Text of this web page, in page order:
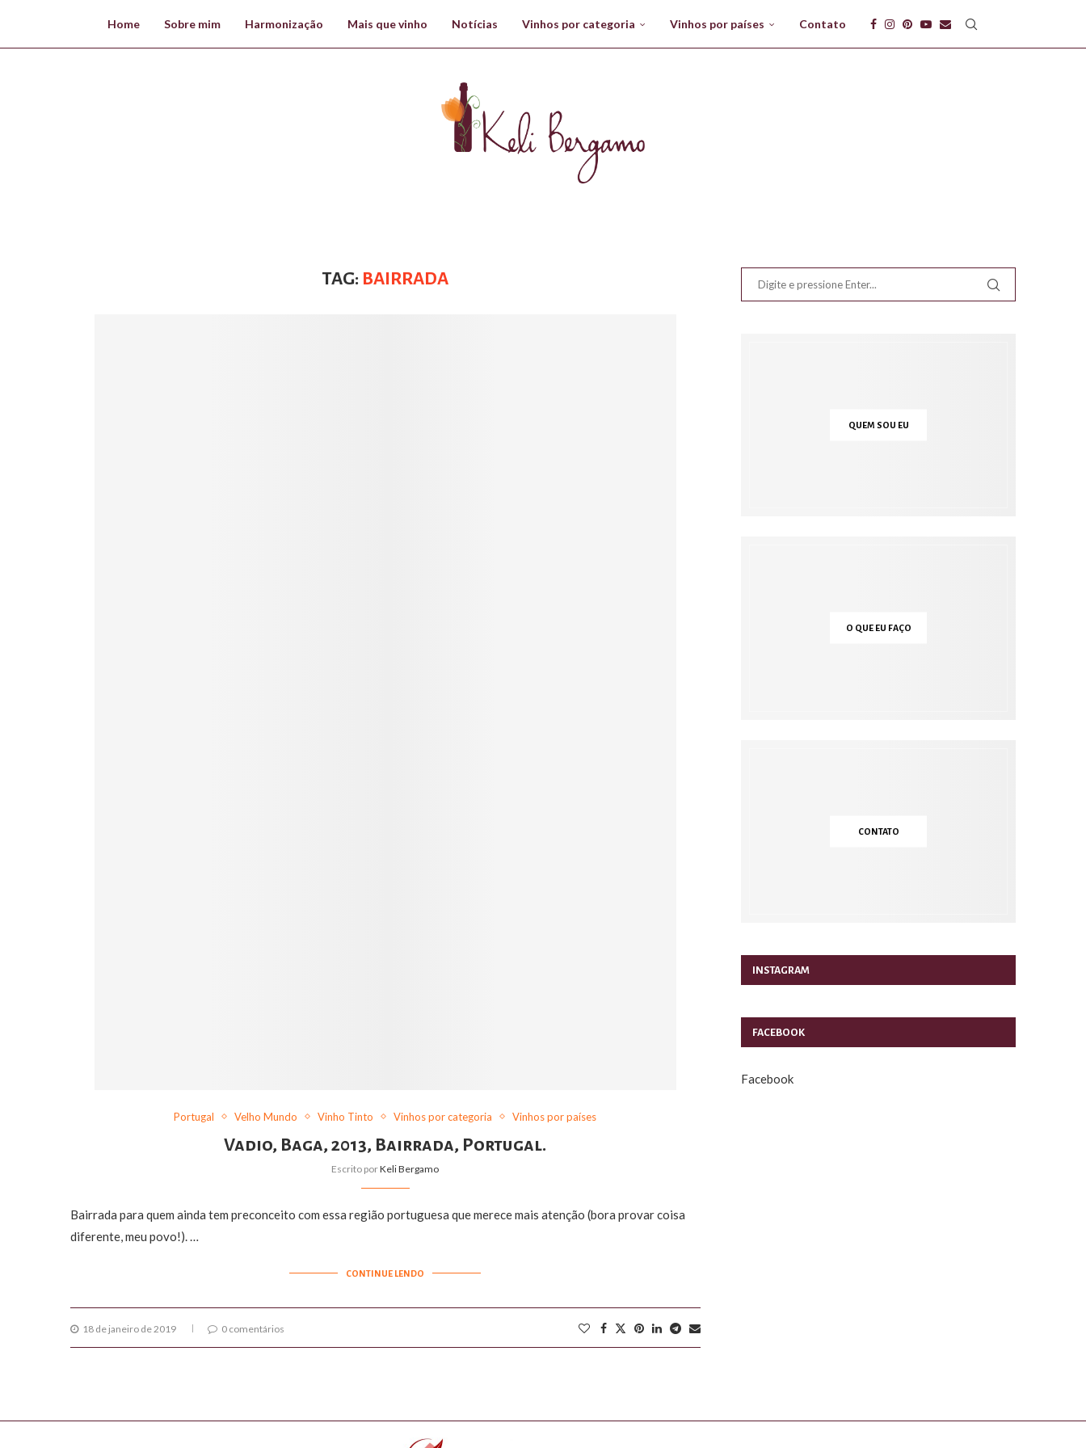
Home Sobre mim Harmonização Mais que vinho Notícias Vinhos por categoria Vinhos por países Contato
TAG: BAIRRADA
Portugal Velho Mundo Vinho Tinto Vinhos por categoria Vinhos por países
Vadio, Baga, 2013, Bairrada, Portugal.
Escrito porKeli Bergamo
Bairrada para quem ainda tem preconceito com essa região portuguesa que merece mais atenção (bora provar coisa
diferente, meu povo!). …
CONTINUE LENDO
18 de janeiro de 2019 0 comentários
QUEM SOU EU
O QUE EU FAÇO
CONTATO
INSTAGRAM
FACEBOOK
Facebook